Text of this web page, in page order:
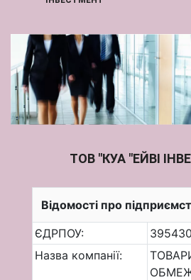
ТОВ "КУА "ЕЙВІ
Відомості про
ЄДРПОУ:
Назва компанії: